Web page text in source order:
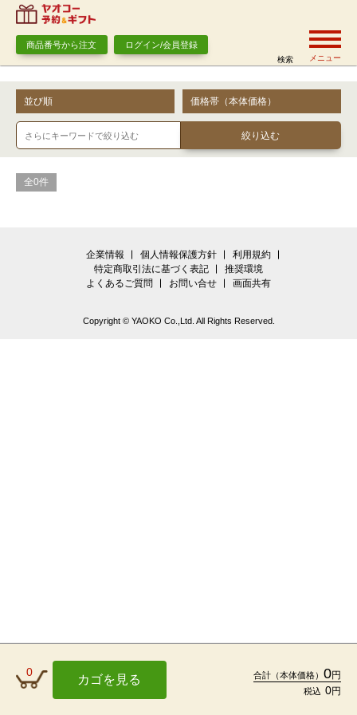
商品番号から注文 ログイン/会員登録
検索 メニュー
並び順 価格帯（本体価格）
全0件
0
カゴを見る 合計（本体価格） 0円
税込 0円
企業情報 個人情報保護方針
利用規約
特定商取引法に基づく表記
推奨環境
よくあるご質問
お問い合せ 画面共有
Copyright © YAOKO Co.,Ltd. All Rights Reserved.